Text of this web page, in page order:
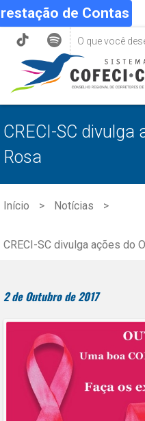
de Contas
CRECI-SC divulga
Rosa
Início Notícias
CRECI-SC divulga ações do
2 de Outubro de 2017